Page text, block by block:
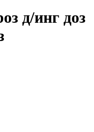
д/инг доз